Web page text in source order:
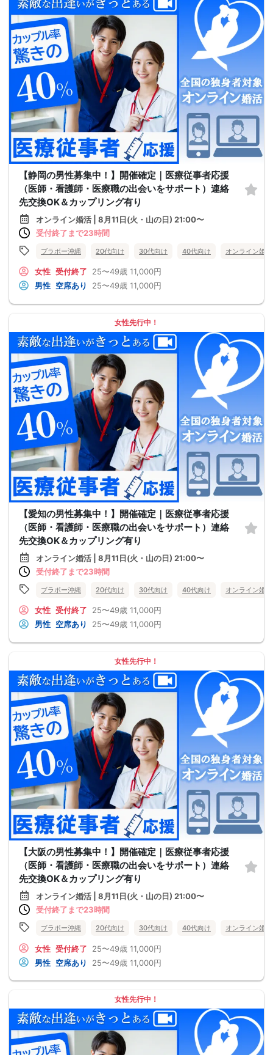
【静岡の男性募集中！】開催確定｜医療従事者応援
（医師・看護師・医療職の出会いをサポート）連絡
先交換OK＆カップリング有り
オンライン婚活 | 8月11日(火・山の日) 21:00〜
受付終了まで23時間
ブラボー沖縄 20代向け 30代向け 40代向け オンライン婚活
女性 受付終了 25〜49歳 11,000円
男性 空席あり 25〜49歳 11,000円
女性先行中！
【愛知の男性募集中！】開催確定｜医療従事者応援
（医師・看護師・医療職の出会いをサポート）連絡
先交換OK＆カップリング有り
オンライン婚活 | 8月11日(火・山の日) 21:00〜
受付終了まで23時間
ブラボー沖縄 20代向け 30代向け 40代向け オンライン婚活
女性 受付終了 25〜49歳 11,000円
男性 空席あり 25〜49歳 11,000円
女性先行中！
【大阪の男性募集中！】開催確定｜医療従事者応援
（医師・看護師・医療職の出会いをサポート）連絡
先交換OK＆カップリング有り
オンライン婚活 | 8月11日(火・山の日) 21:00〜
受付終了まで23時間
ブラボー沖縄 20代向け 30代向け 40代向け オンライン婚活
女性 受付終了 25〜49歳 11,000円
男性 空席あり 25〜49歳 11,000円
女性先行中！